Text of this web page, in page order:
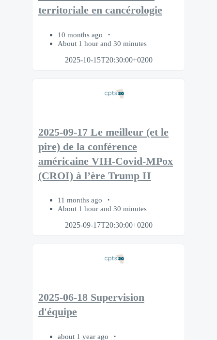
territoriale en cancérologie
10 months ago
About 1 hour and 30 minutes
2025-10-15T20:30:00+0200
2025-09-17 Le meilleur (et le
pire) de la conférence
américaine VIH-Covid-MPox
(CROI) à l’ère Trump II
11 months ago
About 1 hour and 30 minutes
2025-09-17T20:30:00+0200
2025-06-18 Supervision
d'équipe
about 1 year ago